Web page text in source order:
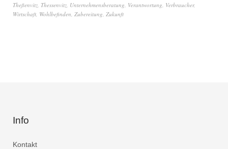
Theßenvitz, Thessenvitz, Unternehmensberatung, Verantwortung, Verbraucher,
Wirtschaft, Wohlbefinden, Zubereitung, Zukunft
Info
Kontakt